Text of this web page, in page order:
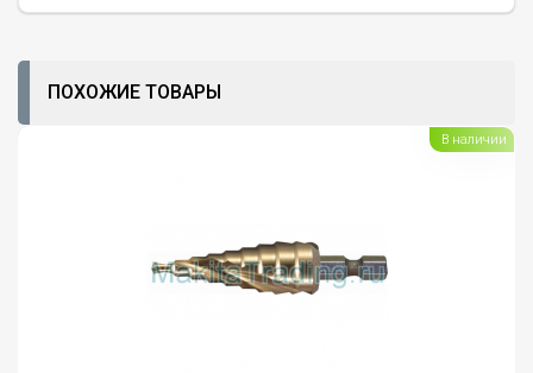
ПОХОЖИЕ ТОВАРЫ
В наличии